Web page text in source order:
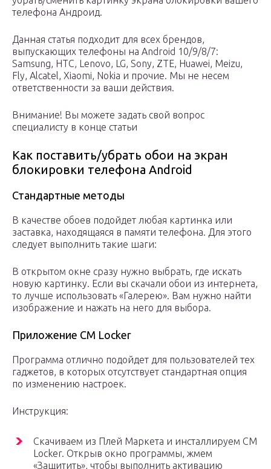
телефона Андроид.
Данная статья подходит для всех брендов,
выпускающих телефоны на Android 10/9/8/7:
Samsung, HTC, Lenovo, LG, Sony, ZTE, Huawei, Meizu,
Fly, Alcatel, Xiaomi, Nokia и прочие. Мы не несем
ответственности за ваши действия.
Внимание! Вы можете задать свой вопрос
специалисту в конце статьи
Как поставить/убрать обои на экран
блокировки телефона Android
Стандартные методы
В качестве обоев подойдет любая картинка или
заставка, находящаяся в памяти телефона. Для этого
следует выполнить такие шаги:
В открытом окне сразу нужно выбрать, где искать
новую картинку. Если вы скачали обои из интернета,
то лучше использовать «Галерею». Вам нужно найти
изображение и нажать на него для выбора.
Приложение CM Locker
Программа отлично подойдет для пользователей тех
гаджетов, в которых отсутствует стандартная опция
по изменению настроек.
Инструкция:
Скачиваем из Плей Маркета и инсталлируем CM
Locker. Открыв окно программы, жмем
«Защитить», чтобы выполнить активацию